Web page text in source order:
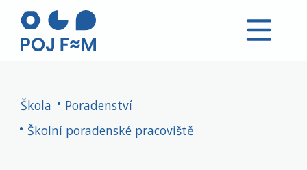
Škola
Poradenství
Školní poradenské pracoviště